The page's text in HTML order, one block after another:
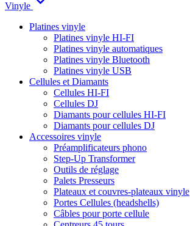
Vinyle
Platines vinyle
Platines vinyle HI-FI
Platines vinyle automatiques
Platines vinyle Bluetooth
Platines vinyle USB
Cellules et Diamants
Cellules HI-FI
Cellules DJ
Diamants pour cellules HI-FI
Diamants pour cellules DJ
Accessoires vinyle
Préamplificateurs phono
Step-Up Transformer
Outils de réglage
Palets Presseurs
Plateaux et couvres-plateaux vinyle
Portes Cellules (headshells)
Câbles pour porte cellule